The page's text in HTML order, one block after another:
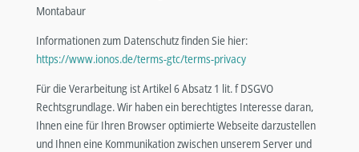
Montabaur
Informationen zum Datenschutz finden Sie hier:
https://www.ionos.de/terms-gtc/terms-privacy
Für die Verarbeitung ist Artikel 6 Absatz 1 lit. f DSGVO
Rechtsgrundlage. Wir haben ein berechtigtes Interesse daran,
Ihnen eine für Ihren Browser optimierte Webseite darzustellen
und Ihnen eine Kommunikation zwischen unserem Server und